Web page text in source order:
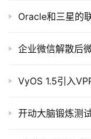
Oracle和三星的
企业微信解散后
VyOS 1.5引入
开动大脑锻炼测